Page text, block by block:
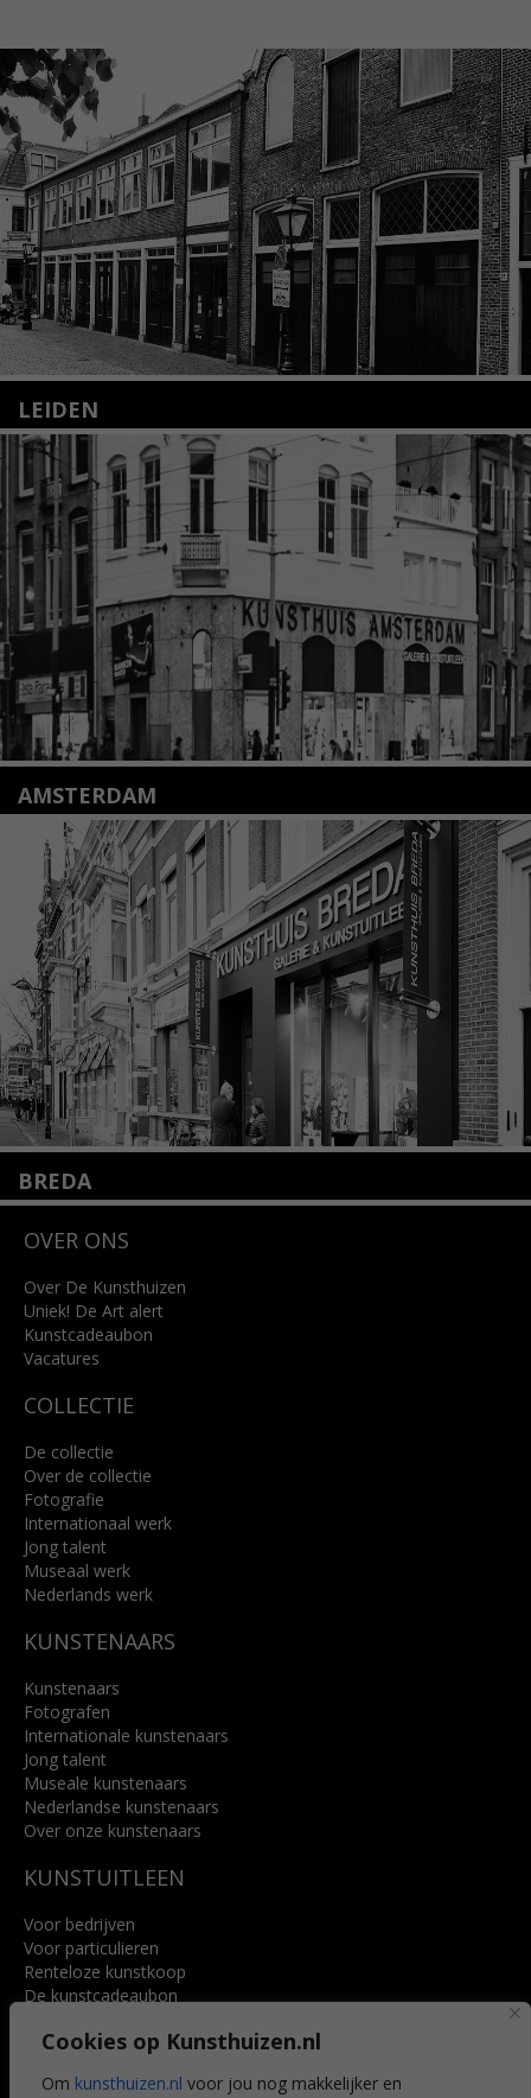
Cookies op Kunsthuizen.nl
Om kunsthuizen.nl voor jou nog makkelijker en
LEIDEN
Nieuwstraat 35
2312 KA Leiden
+31(0)71 – 52 84 480
info@kunsthuisleiden.nl
Lees meer
AMSTERDAM
Amstelveenseweg 135
1075 VX Amsterdam
+31 (0)20 2332546
info@kunsthuisamsterdam.nl
Lees meer
BREDA
4818 SB Breda
info@kunsthuisbreda.nl
Lees meer
OVER ONS
Over De Kunsthuizen
Uniek! De Art alert
Kunstcadeaubon
Vacatures
COLLECTIE
De collectie
Over de collectie
Fotografie
Internationaal werk
Jong talent
Museaal werk
Nederlands werk
KUNSTENAARS
Kunstenaars
Fotografen
Internationale kunstenaars
Jong talent
Museale kunstenaars
Nederlandse kunstenaars
Over onze kunstenaars
KUNSTUITLEEN
Voor bedrijven
Voor particulieren
Renteloze kunstkoop
De kunstcadeaubon
Voordelen
Veelgestelde vragen